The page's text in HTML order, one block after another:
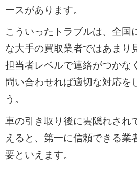
ースがあります。
こういったトラブルは、全国
な大手の買取業者ではあまり
担当者レベルで連絡がつかな
問い合わせれば適切な対応を
う。
車の引き取り後に雲隠れされ
えると、第一に信頼できる業
要といえます。